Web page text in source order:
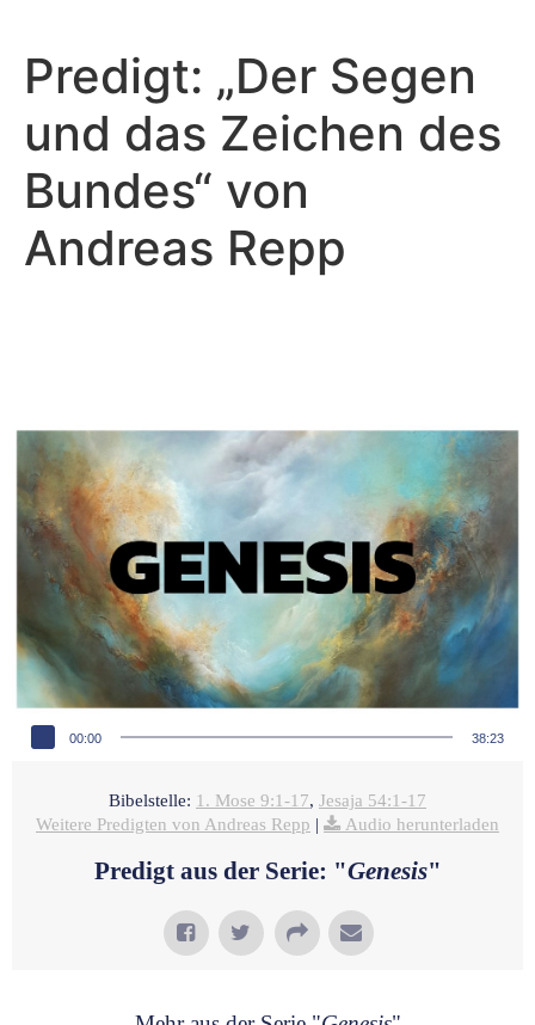
Predigt: „Der Segen
und das Zeichen des
Bundes“ von
Andreas Repp
Audio-Player
00:00 38:23
Bibelstelle: 1. Mose 9:1-17, Jesaja 54:1-17
Weitere Predigten von Andreas Repp | Audio herunterladen
Predigt aus der Serie: "Genesis"